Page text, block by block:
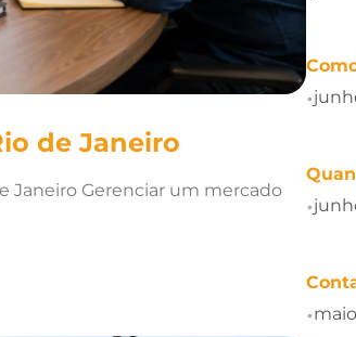
de Janeiro
Janeiro Gerenciar um mercado
•
•
•